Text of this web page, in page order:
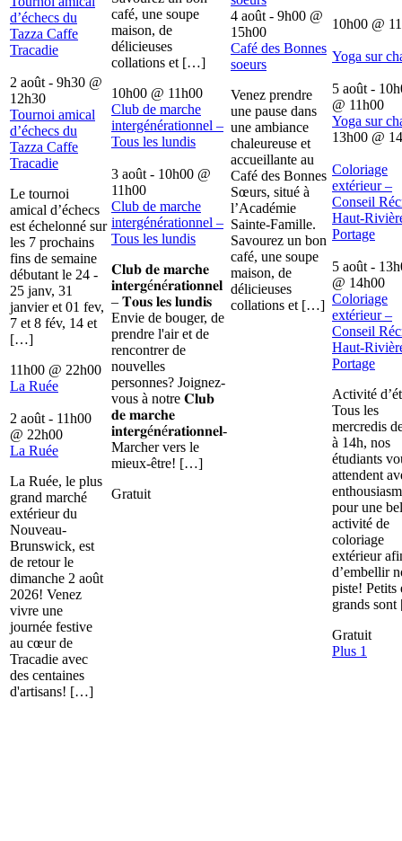
d’échecs du
Tazza Caffe
Tracadie
2 août - 9h30 @
12h30
Tournoi amical
d’échecs du
Tazza Caffe
Tracadie
Le tournoi
amical d’échecs
est échelonné sur
les 7 prochains
fins de semaine
débutant le 24 -
25 janv, 31
janvier et 01 fev,
7 et 8 fév, 14 et
[…]
11h00 @ 22h00
La Ruée
2 août - 11h00
@ 22h00
La Ruée
La Ruée, le plus
grand marché
extérieur du
Nouveau-
Brunswick, est
de retour le
dimanche 2 août
2026! Venez
vivre une
journée festive
au cœur de
Tracadie avec
des centaines
d'artisans! […]
café, une soupe
maison, de
délicieuses
collations et […]
10h00 @ 11h00
Club de marche
intergénérationnel –
Tous les lundis
3 août - 10h00 @
11h00
Club de marche
intergénérationnel –
Tous les lundis
𝐂𝐥𝐮𝐛 𝐝𝐞 𝐦𝐚𝐫𝐜𝐡𝐞
𝐢𝐧𝐭𝐞𝐫𝐠é𝐧é𝐫𝐚𝐭𝐢𝐨𝐧𝐧𝐞𝐥
– 𝐓𝐨𝐮𝐬 𝐥𝐞𝐬 𝐥𝐮𝐧𝐝𝐢𝐬
Envie de bouger, de
prendre l'air et de
rencontrer de
nouvelles
personnes? Joignez-
vous à notre 𝐂𝐥𝐮𝐛
𝐝𝐞 𝐦𝐚𝐫𝐜𝐡𝐞
𝐢𝐧𝐭𝐞𝐫𝐠é𝐧é𝐫𝐚𝐭𝐢𝐨𝐧𝐧𝐞𝐥-
Marcher vers le
mieux-être! […]
Gratuit
4 août - 9h00 @
15h00
Café des Bonnes
soeurs
Venez prendre
une pause dans
une ambiance
chaleureuse et
accueillante au
Café des Bonnes
Sœurs, situé à
l’Académie
Sainte-Famille.
Savourez un bon
café, une soupe
maison, de
délicieuses
collations et […]
10h00 @
Yoga sur
5 août -
@ 11h00
Yoga sur
13h00 @
Coloriage
extérieur –
Conseil
Haut-
Portage
5 août -
@ 14h00
Coloriage
extérieur –
Conseil
Haut-
Portage
Activité
Tous les
mercredis
à 14h, nos
étudiants
attendent
pour une
activité de
coloriage
extérieur
d’embellir
piste! Petits
grands
Gratuit
Plus 1